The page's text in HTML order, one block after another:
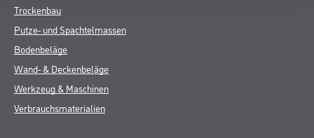
Trockenbau
Putze- und Spachtelmassen
Bodenbeläge
Wand- & Deckenbeläge
Werkzeug & Maschinen
Verbrauchsmaterialien